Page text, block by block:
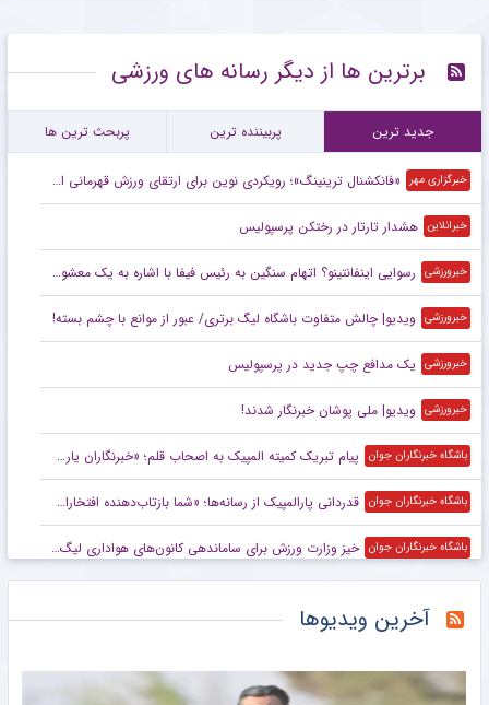
برترین ها از دیگر رسانه های ورزشی
جدید ترین پربیننده ترین پربحث ترین ها
خبرگزاری مهر «فانکشنال ترینینگ»؛ رویکردی نوین برای ارتقای ورزش قهرمانی ایران
خبرانلاین هشدار تارتار در رختکن پرسپولیس
خبرورزشی رسوایی اینفانتینو؟ اتهام سنگین به رئیس فیفا با اشاره به یک معشوقه!
خبرورزشی ویدیو| چالش متفاوت باشگاه لیگ برتری/ عبور از موانع با چشم بسته!
خبرورزشی یک مدافع چپ جدید در پرسپولیس
خبرورزشی ویدیو| ملی پوشان خبرنگار شدند!
باشگاه خبرنگاران جوان پیام تبریک کمیته المپیک به اصحاب قلم؛ «خبرنگاران یاری‌گر قهرمانان هستند»
باشگاه خبرنگاران جوان قدردانی پارالمپیک از رسانه‌ها؛ «شما بازتاب‌دهنده افتخارات ما هستید»
باشگاه خبرنگاران جوان خیز وزارت ورزش برای ساماندهی کانون‌های هواداری لیگ برتر
خبرگزاری مهر ترک ها روی ستاره بلژیکی دست گذاشتند
آخرین ویدیوها